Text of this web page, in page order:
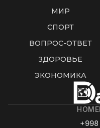
МИР
СПОРТ
ВОПРОС-ОТВЕТ
ЗДОРОВЬЕ
ЭКОНОМИКА
+998